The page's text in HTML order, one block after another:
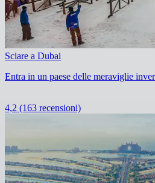
Sciare a Dubai
Entra in un paese delle meraviglie
4,2 (163 recensioni)